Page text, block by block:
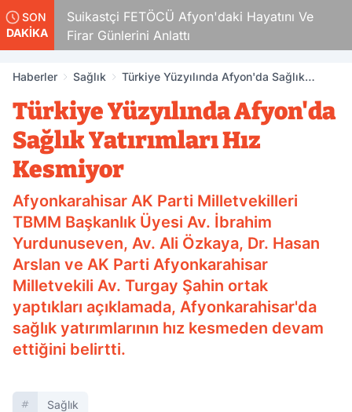
SON
DAKİKA
Suikastçi FETÖCÜ Afyon'daki Hayatını Ve
Firar Günlerini Anlattı
Haberler Sağlık
Türkiye Yüzyılında Afyon'da Sağlık
Türkiye Yüzyılında Afyon'da
Sağlık Yatırımları Hız
Kesmiyor
Afyonkarahisar AK Parti Milletvekilleri
TBMM Başkanlık Üyesi Av. İbrahim
Yurdunuseven, Av. Ali Özkaya, Dr. Hasan
Arslan ve AK Parti Afyonkarahisar
Milletvekili Av. Turgay Şahin ortak
yaptıkları açıklamada, Afyonkarahisar'da
sağlık yatırımlarının hız kesmeden devam
ettiğini belirtti.
Sağlık